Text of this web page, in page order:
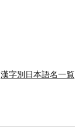
漢字別日本語名一覧